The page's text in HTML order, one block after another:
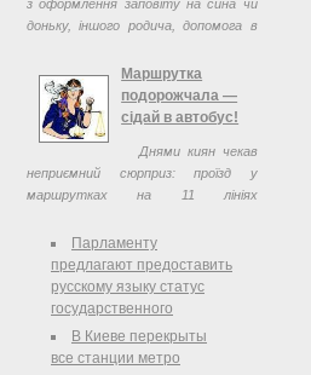
з оформлення заповіту на сина чи
доньку, іншого родича, допомога в
Маршрутка
подорожчала —
сідай в автобус!
Днями киян чекав
неприємний сюрприз: проїзд у
маршрутках на 11 лініях
би, ненабагато, та якщо щодня
їздити, то й немало.
Парламенту
предлагают предоставить
русскому языку статус
государственного
В Киеве перекрыты
все станции метро